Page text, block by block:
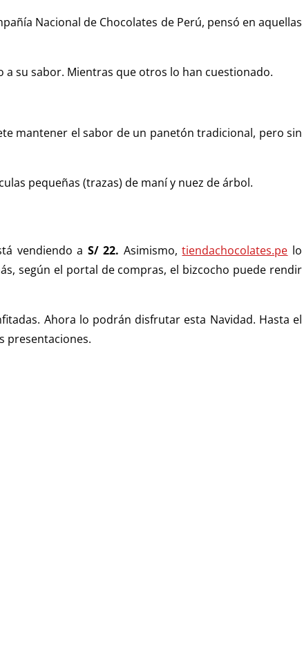
Nacional de Chocolates de Perú, pensó en aquellas
su sabor. Mientras que otros lo han cuestionado.
mantener el sabor de un panetón tradicional, pero sin
pequeñas (trazas) de maní y nuez de árbol.
vendiendo a S/ 22. Asimismo,tiendachocolates.pe lo
según el portal de compras, el bizcocho puede rendir
Ahora lo podrán disfrutar esta Navidad. Hasta el
presentaciones.